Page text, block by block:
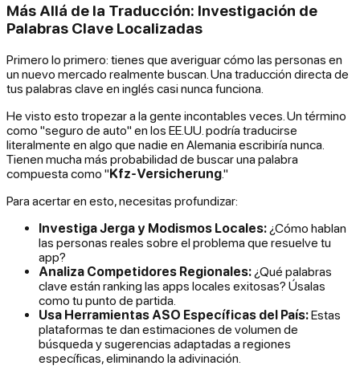
Más Allá de la Traducción: Investigación de
Palabras Clave Localizadas
Primero lo primero: tienes que averiguar cómo las personas en
un nuevo mercado realmente buscan. Una traducción directa de
tus palabras clave en inglés casi nunca funciona.
He visto esto tropezar a la gente incontables veces. Un término
como "seguro de auto" en los EE.UU. podría traducirse
literalmente en algo que nadie en Alemania escribiría nunca.
Tienen mucha más probabilidad de buscar una palabra
compuesta como "Kfz-Versicherung."
Para acertar en esto, necesitas profundizar:
Investiga Jerga y Modismos Locales: ¿Cómo hablan
las personas reales sobre el problema que resuelve tu
app?
Analiza Competidores Regionales: ¿Qué palabras
clave están ranking las apps locales exitosas? Úsalas
como tu punto de partida.
Usa Herramientas ASO Específicas del País:Estas
plataformas te dan estimaciones de volumen de
búsqueda y sugerencias adaptadas a regiones
específicas, eliminando la adivinación.